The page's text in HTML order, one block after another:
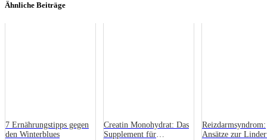
Ähnliche Beiträge
7 Ernährungstipps gegen
den Winterblues
Creatin Monohydrat: Das
Supplement für
Reizdarmsyndrom:
Ansätze zur